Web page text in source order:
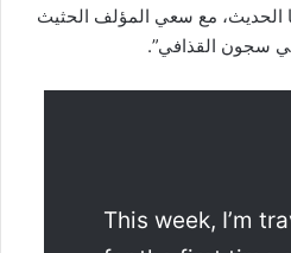
الحديث، مع سعي المؤلف الحثيث
سجون القذافي”.
This week, I’m